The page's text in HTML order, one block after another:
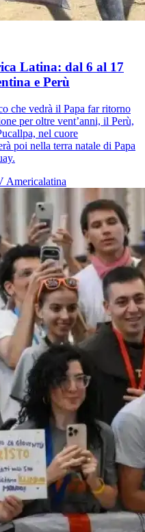
Latina: dal 6 al 17
e Perù
che vedrà il Papa far ritorno
per oltre vent’anni, il Perù,
nel cuore
poi nella terra natale di Papa
Americalatina